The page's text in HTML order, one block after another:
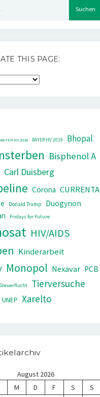
THIS PAGE:
BAYER HV 2018 BAYER HV 2019 Bhopal
Bisphenol A
Carl Duisberg
Corona CURRENTA
Donald Trump
Duogynon
Fridays for Future
HIV/AIDS
Kinderarbeit
Monopol Nexavar PCB
Steuerflucht Tierversuche
UNEP Xarelto
August 2026
M D F S
S